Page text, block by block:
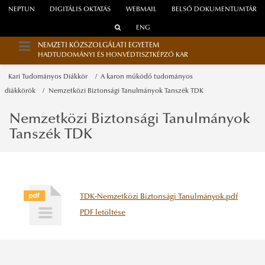
WEBMAIL
NEPTUN DIGITÁLIS OKTATÁS BELSŐ DOKUMENTUMTÁR
ENG
NEMZETI KÖZSZOLGÁLATI EGYETEM
HADTUDOMÁNYI ÉS HONVÉDTISZTKÉPZŐ KAR
Kari Tudományos Diákkör A karon működő tudományos
diákkörök Nemzetközi Biztonsági Tanulmányok Tanszék TDK
Nemzetközi Biztonsági Tanulmányok
Tanszék TDK
TDK-Nemzetközi Biztonsági Tanulmányok.pdf
PDF letöltése